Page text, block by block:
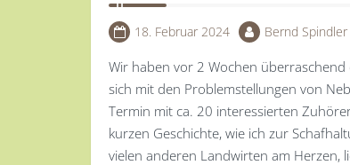
18. Februar 2024 Bernd Spindler
Wir haben vor 2 Wochen
sich mit den Problemstellungen von
Termin mit ca. 20 interessierten
kurzen Geschichte, wie ich zur
vielen anderen Landwirten am Herzen,